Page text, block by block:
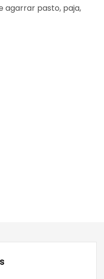
agarrar pasto, paja,